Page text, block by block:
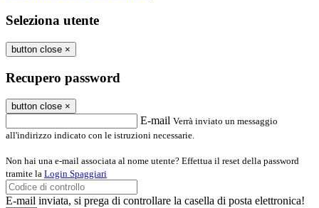
Seleziona utente
button close ×
Recupero password
button close ×
E-mail Verrà inviato un messaggio
all'indirizzo indicato con le istruzioni necessarie.
Non hai una e-mail associata al nome utente? Effettua il reset della password
tramite la Login Spaggiari
E-mail inviata, si prega di controllare la casella di posta elettronica!